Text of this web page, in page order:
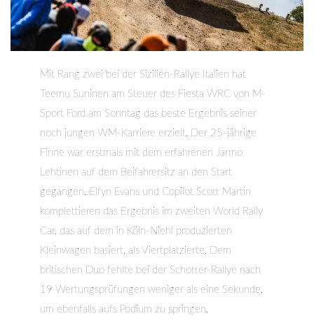
Mit Rang zwei bei der Sizilien-Rallye Italien hat
Teemu Suninen am Steuer des Fiesta WRC von M-
Sport Ford am Sonntag das beste Ergebnis seiner
noch jungen WM-Karriere erzielt. Der 25-jährige
Finne war erstmals mit dem erfahrenen Jarmo
Lehtinen auf dem Beifahrersitz an den Start
gegangen. Elfyn Evans und Copilot Scott Martin
komplettieren das Ergebnis im zweiten World Rally
Car, das auf dem in Köln-Niehl produzierten
Kleinwagen basiert, als Viertplatzierte. Dem
britischen Duo fehlte bei der Schotter-Rallye nach
19 Wertungsprüfungen weniger als eine Sekunde,
um ebenfalls aufs Podium zu springen.